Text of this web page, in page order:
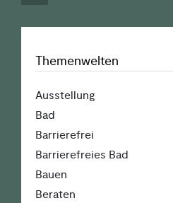
Themenwelten
Ausstellung
Bad
Barrierefrei
Barrierefreies Bad
Bauen
Beraten